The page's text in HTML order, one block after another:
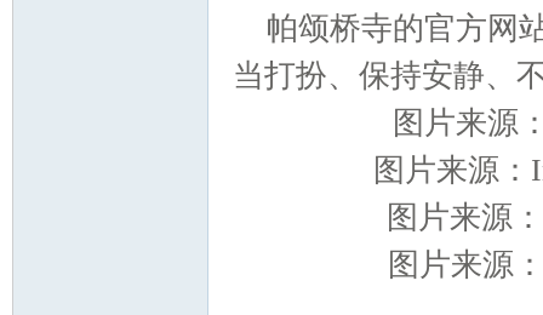
帕颂桥寺的官方网
当打扮、保持安静、
图片来源
图片来源
图片来源
图片来源